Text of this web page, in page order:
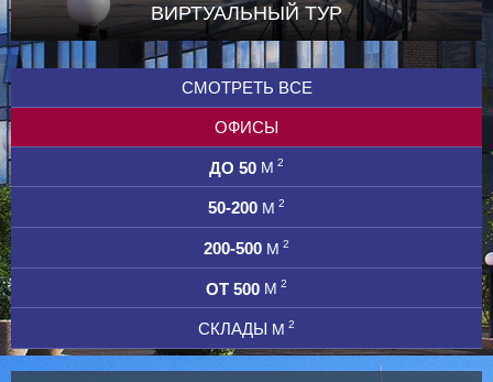
ВИРТУАЛЬНЫЙ ТУР
СМОТРЕТЬ ВСЕ
ОФИСЫ
ДО 50 М 2
50-200 М 2
200-500 М 2
ОТ 500 М 2
СКЛАДЫ М 2